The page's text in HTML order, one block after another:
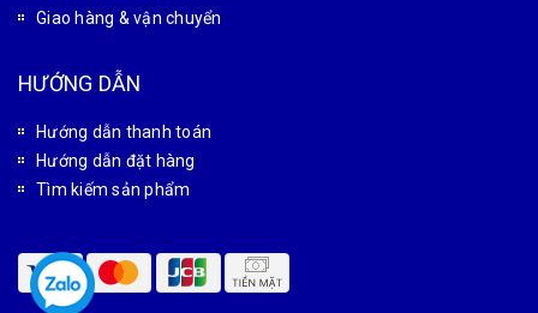
Giao hàng & vận chuyển
HƯỚNG DẪN
Hướng dẫn thanh toán
Hướng dẫn đặt hàng
Tìm kiếm sản phẩm